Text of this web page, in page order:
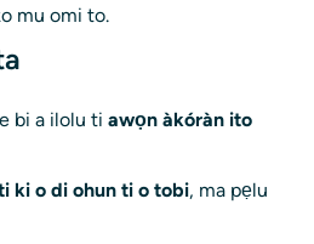
mu omi to.
bi a ilolu ti awọn àkóràn ito
ki o di ohun ti o tobi, ma pẹlu